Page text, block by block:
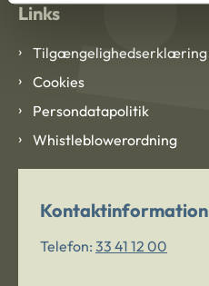
Links
Tilgængelighedserklæring
Cookies
Persondatapolitik
Whistleblowerordning
Kontaktinformation
Telefon: 33 41 12 00